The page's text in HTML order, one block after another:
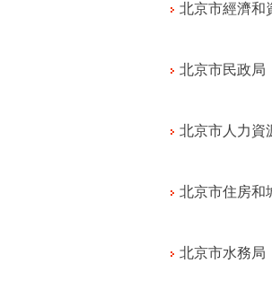
北京市經濟和
北京市民政局
北京市人力資
北京市住房和
北京市水務局